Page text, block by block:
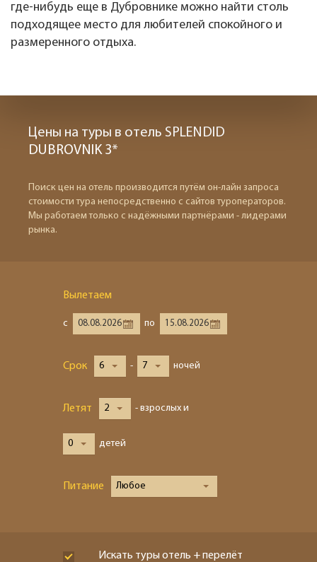
где-нибудь еще в Дубровнике можно найти столь
подходящее место для любителей спокойного и
размеренного отдыха.
Цены на туры в отель SPLENDID
DUBROVNIK 3*
Поиск цен на отель производится путём он-лайн запроса
стоимости тура непосредственно с сайтов туроператоров.
Мы работаем только с надёжными партнёрами - лидерами
рынка.
Вылетаем
с по
Срок 6 - 7 ночей
Летят 2 - взрослых и
0 детей
Питание Любое
Искать туры отель + перелёт